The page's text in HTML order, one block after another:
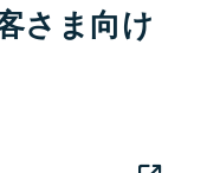
さま向け